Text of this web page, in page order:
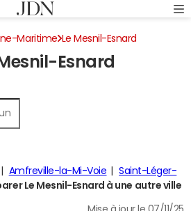
Maritime Le Mesnil-Esnard
Esnard
Amfreville-la-Mi-Voie
Saint-Léger-
Le Mesnil-Esnard à une autre ville
Mise à jour le 07/11/25